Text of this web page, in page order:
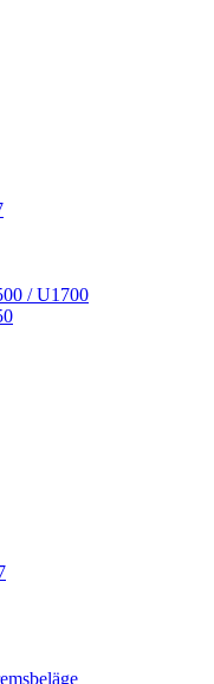
/ U1700